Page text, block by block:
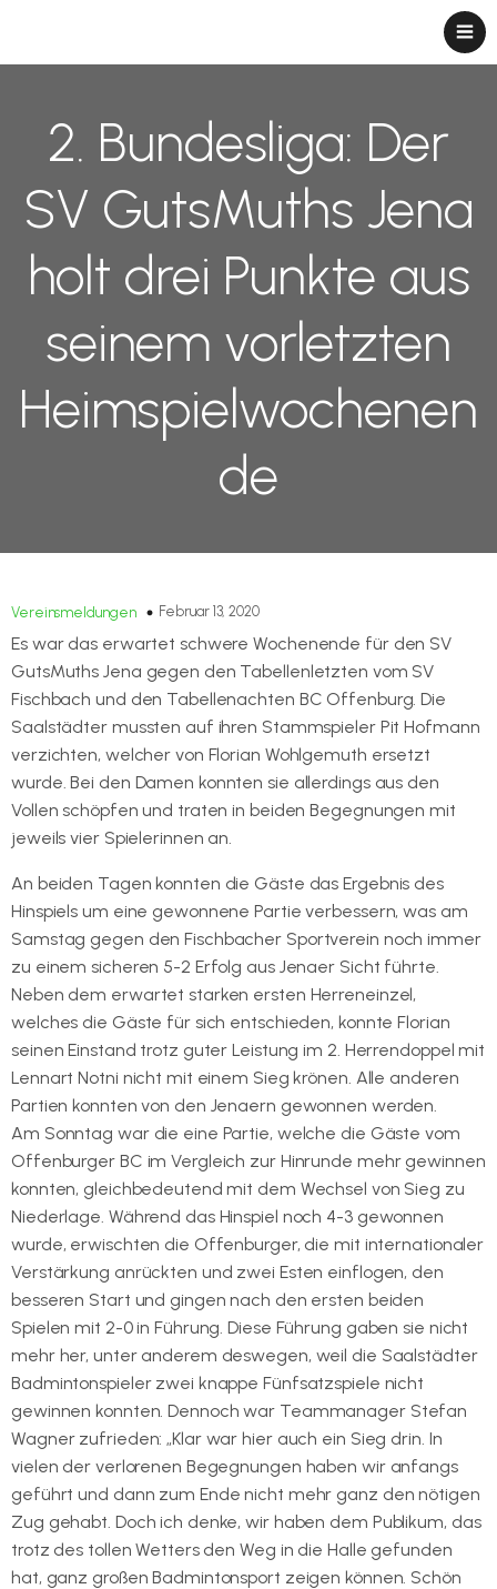
2. Bundesliga: Der
SV GutsMuths Jena
holt drei Punkte aus
seinem vorletzten
Heimspielwochenen
de
Vereinsmeldungen Februar 13, 2020
Es war das erwartet schwere Wochenende für den SV
GutsMuths Jena gegen den Tabellenletzten vom SV
Fischbach und den Tabellenachten BC Offenburg. Die
Saalstädter mussten auf ihren Stammspieler Pit Hofmann
verzichten, welcher von Florian Wohlgemuth ersetzt
wurde. Bei den Damen konnten sie allerdings aus den
Vollen schöpfen und traten in beiden Begegnungen mit
jeweils vier Spielerinnen an.
An beiden Tagen konnten die Gäste das Ergebnis des
Hinspiels um eine gewonnene Partie verbessern, was am
Samstag gegen den Fischbacher Sportverein noch immer
zu einem sicheren 5-2 Erfolg aus Jenaer Sicht führte.
Neben dem erwartet starken ersten Herreneinzel,
welches die Gäste für sich entschieden, konnte Florian
seinen Einstand trotz guter Leistung im 2. Herrendoppel mit
Lennart Notni nicht mit einem Sieg krönen. Alle anderen
Partien konnten von den Jenaern gewonnen werden.
Am Sonntag war die eine Partie, welche die Gäste vom
Offenburger BC im Vergleich zur Hinrunde mehr gewinnen
konnten, gleichbedeutend mit dem Wechsel von Sieg zu
Niederlage. Während das Hinspiel noch 4-3 gewonnen
wurde, erwischten die Offenburger, die mit internationaler
Verstärkung anrückten und zwei Esten einflogen, den
besseren Start und gingen nach den ersten beiden
Spielen mit 2-0 in Führung. Diese Führung gaben sie nicht
mehr her, unter anderem deswegen, weil die Saalstädter
Badmintonspieler zwei knappe Fünfsatzspiele nicht
gewinnen konnten. Dennoch war Teammanager Stefan
Wagner zufrieden: „Klar war hier auch ein Sieg drin. In
vielen der verlorenen Begegnungen haben wir anfangs
geführt und dann zum Ende nicht mehr ganz den nötigen
Zug gehabt. Doch ich denke, wir haben dem Publikum, das
trotz des tollen Wetters den Weg in die Halle gefunden
hat, ganz großen Badmintonsport zeigen können. Schön